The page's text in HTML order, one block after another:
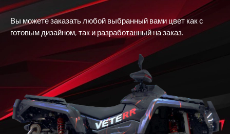
Вы можете заказать любой выбранный вами цвет как с
готовым дизайном, так и разработанный на заказ.